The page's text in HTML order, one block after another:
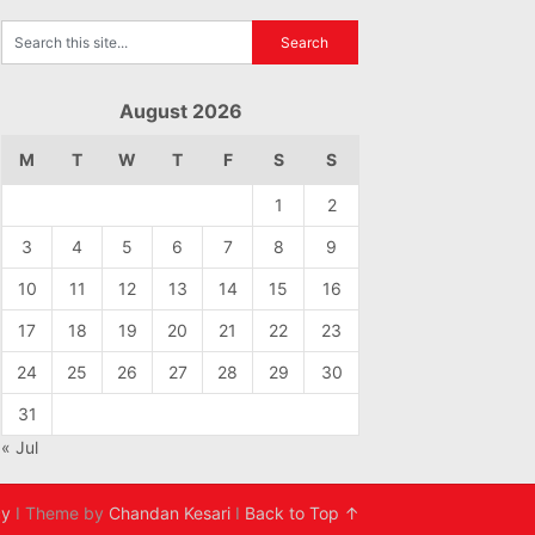
August 2026
M T W T F S S
1 2
3 4 5 6 7 8 9
10 11 12 13 14 15 16
17 18 19 20 21 22 23
24 25 26 27 28 29 30
31
« Jul
I Theme by Chandan Kesari I Back to Top ↑